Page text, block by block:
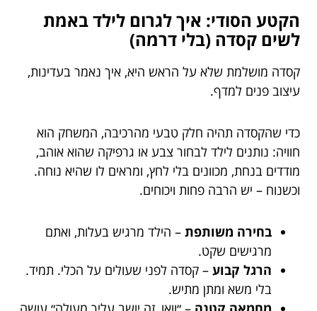
הקטע הסודי: איך לגרום לילד באמת
לשים קסדה (בלי דרמה)
קסדה מושלמת שלא על הראש היא, איך נאמר בעדינות,
עיצוב פנים למדף.
כדי שהקסדה תהיה חלק טבעי מהרכיבה, המשחק הוא
חוויה: נותנים לילד לבחור צבע או גרפיקה שהוא אוהב,
מודדים בנחת, מכוונים בלי לחץ, ומראים לו שהיא נוחה.
וכשנוח – יש הרבה פחות ויכוחים.
בחירה משותפת – הילד מרגיש בעלות, ואתם
מרגישים שקט.
הרגל קבוע – קסדה לפני שעולים על הכלי. תמיד.
בלי משא ומתן מתיש.